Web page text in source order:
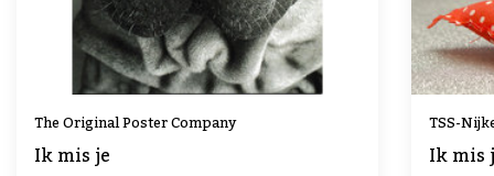
The Original Poster Company
Ik mis je
TSS-
Ik mis